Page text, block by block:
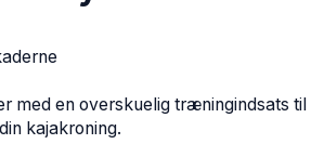
med en overskuelig træningindsats til
kajakroning.